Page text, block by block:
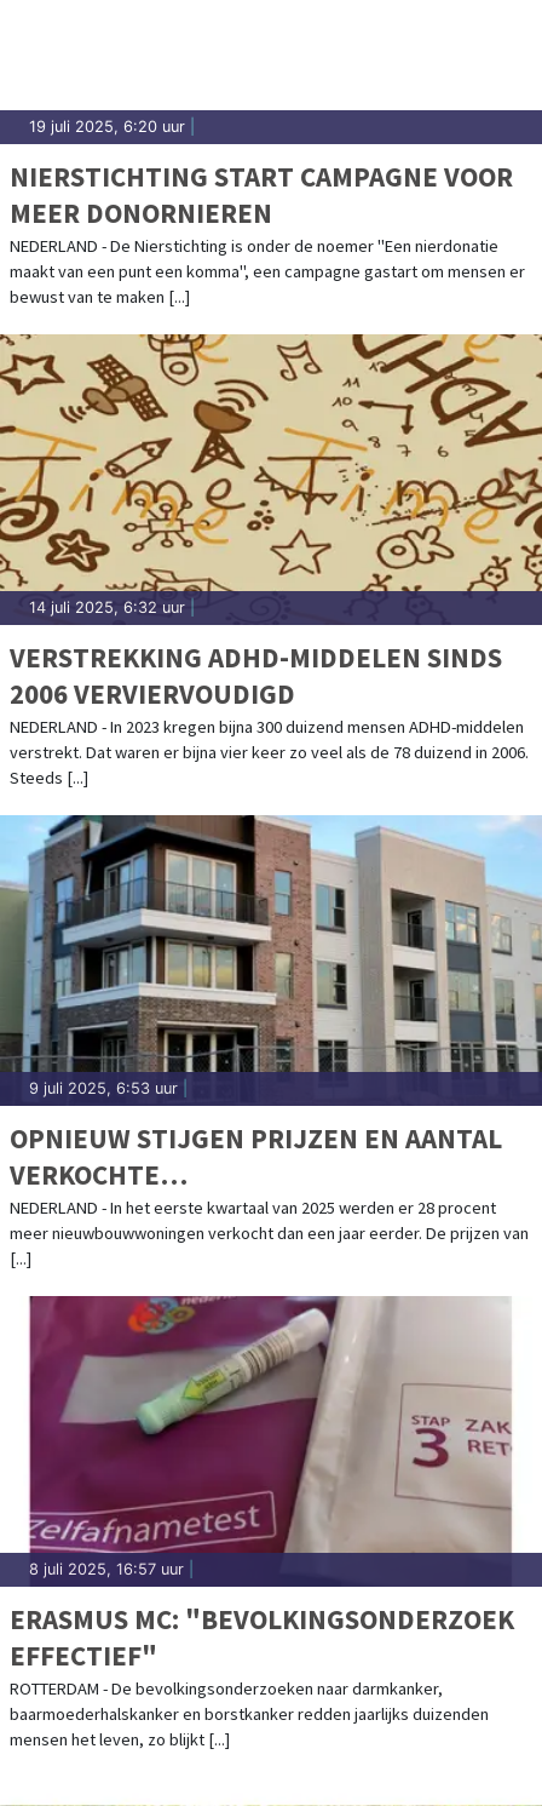
19 juli 2025, 6:20 uur
NIERSTICHTING START CAMPAGNE VOOR
MEER DONORNIEREN
NEDERLAND - De Nierstichting is onder de noemer "Een nierdonatie
maakt van een punt een komma", een campagne gastart om mensen er
bewust van te maken [...]
14 juli 2025, 6:32 uur
VERSTREKKING ADHD-MIDDELEN SINDS
2006 VERVIERVOUDIGD
NEDERLAND - In 2023 kregen bijna 300 duizend mensen ADHD-middelen
verstrekt. Dat waren er bijna vier keer zo veel als de 78 duizend in 2006.
Steeds [...]
9 juli 2025, 6:53 uur
OPNIEUW STIJGEN PRIJZEN EN AANTAL
VERKOCHTE
NIEUWBOUWKOOPWONINGEN
NEDERLAND - In het eerste kwartaal van 2025 werden er 28 procent
meer nieuwbouwwoningen verkocht dan een jaar eerder. De prijzen van
[...]
8 juli 2025, 16:57 uur
ERASMUS MC: "BEVOLKINGSONDERZOEK
EFFECTIEF"
ROTTERDAM - De bevolkingsonderzoeken naar darmkanker,
baarmoederhalskanker en borstkanker redden jaarlijks duizenden
mensen het leven, zo blijkt [...]